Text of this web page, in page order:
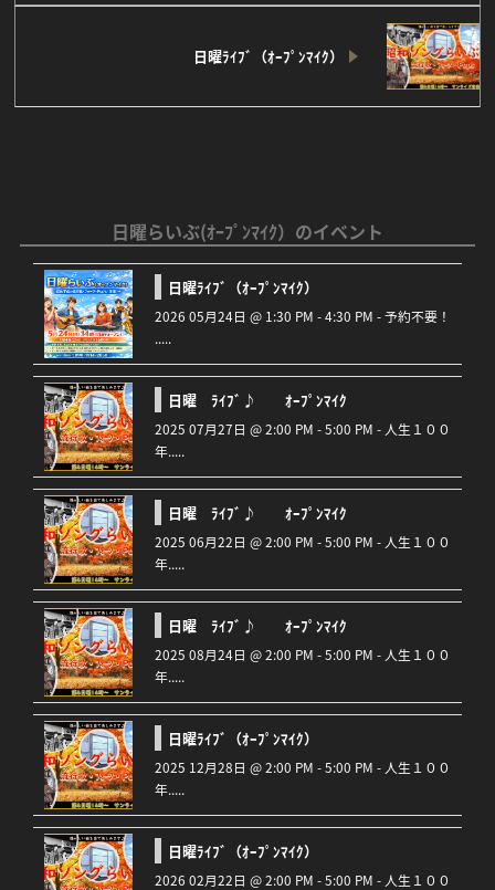
日曜ﾗｲﾌﾞ（ｵｰﾌﾟﾝﾏｲｸ）
日曜らいぶ(ｵｰﾌﾟﾝﾏｲｸ）のイベント
日曜ﾗｲﾌﾞ（ｵｰﾌﾟﾝﾏｲｸ）
2026 05月24日 @ 1:30 PM - 4:30 PM - 予約不要！
.....
日曜 ﾗｲﾌﾞ♪ ｵｰﾌﾟﾝﾏｲｸ
2025 07月27日 @ 2:00 PM - 5:00 PM - 人生１００
年.....
日曜 ﾗｲﾌﾞ♪ ｵｰﾌﾟﾝﾏｲｸ
2025 06月22日 @ 2:00 PM - 5:00 PM - 人生１００
年.....
日曜 ﾗｲﾌﾞ♪ ｵｰﾌﾟﾝﾏｲｸ
2025 08月24日 @ 2:00 PM - 5:00 PM - 人生１００
年.....
日曜ﾗｲﾌﾞ（ｵｰﾌﾟﾝﾏｲｸ）
2025 12月28日 @ 2:00 PM - 5:00 PM - 人生１００
年.....
日曜ﾗｲﾌﾞ（ｵｰﾌﾟﾝﾏｲｸ）
2026 02月22日 @ 2:00 PM - 5:00 PM - 人生１００